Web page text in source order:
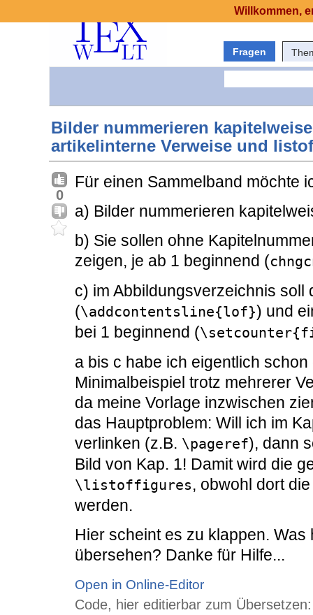
Fragen
Bilder nummerieren
artikelinterne Verweise und
0
Für einen Sammelband möchte
a) Bilder nummerieren
b) Sie sollen ohne
zeigen, je ab 1 beginnend (
c) im Abbildungsverzeichnis soll
(\addcontentsline{lof}) und
bei 1 beginnend (
a bis c habe ich eigentlich
Minimalbeispiel trotz mehrerer
da meine Vorlage inzwischen
das Hauptproblem: Will ich im
verlinken (z.B. \pageref), dann
Bild von Kap. 1! Damit wird die
\listoffigures, obwohl dort
werden.
Hier scheint es zu klappen.
übersehen? Danke für Hilfe...
Open in Online-Editor
Code, hier editierbar zum Übersetzen:
Willkommen,